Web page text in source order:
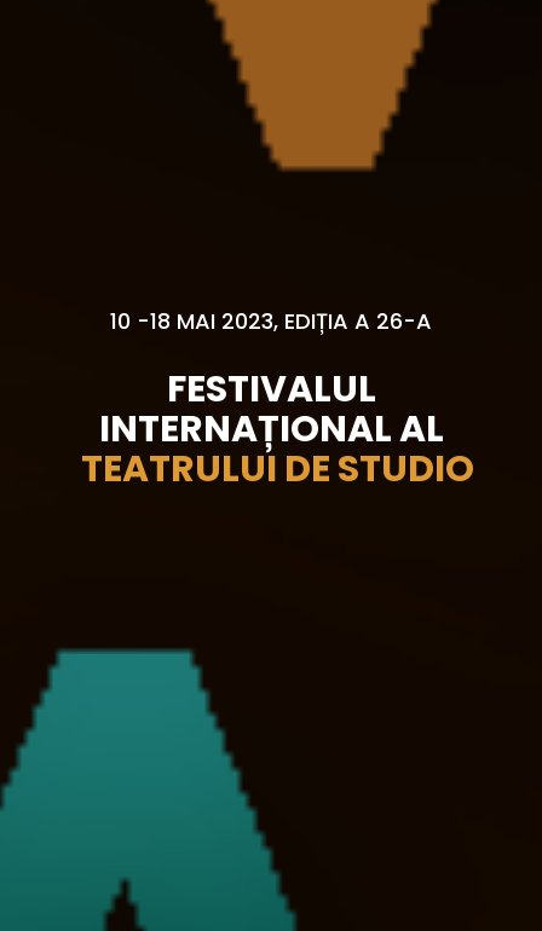
10 -18 MAI 2023, EDIȚIA A 26-A
FESTIVALUL
INTERNAȚIONAL AL
TEATRULUI DE STUDIO